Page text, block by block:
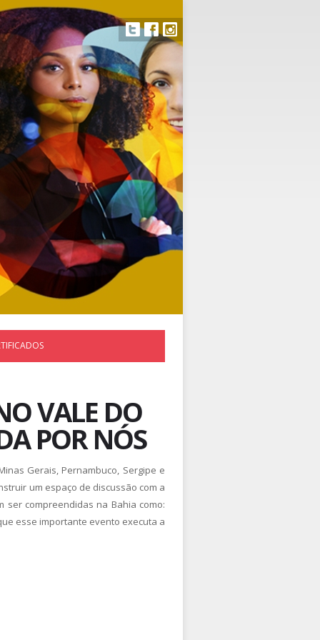
VALE DO
POR NÓS
Gerais, Pernambuco, Sergipe e
um espaço de discussão com a
ser compreendidas na Bahia como:
esse importante evento executa a